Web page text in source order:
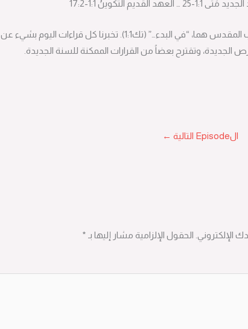
أول كلمتين في الكتاب المقدس هما، “في البدء…” (تك1:1). تخبرنا كل قراءات اليوم بشيء عن
الجديدة، وتقترح بعضاً من القرارات الممكنة للسنة الجديدة.
الEpisode التالية ←
الإلكتروني. الحقول الإلزامية مشار إليها بـ *